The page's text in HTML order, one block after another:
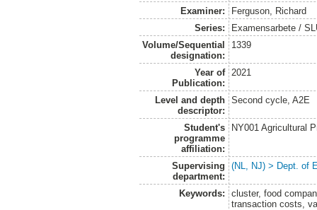
Examiner:
Ferguson, Richard
Series:
Examensarbete /
Volume/Sequential
designation:
1339
Year of
Publication:
2021
Level and depth
descriptor:
Second cycle, A2E
Student's
programme
affiliation:
NY001 Agricultural
Supervising
department:
(NL, NJ) > Dept. of
Keywords:
cluster, food
transaction costs,